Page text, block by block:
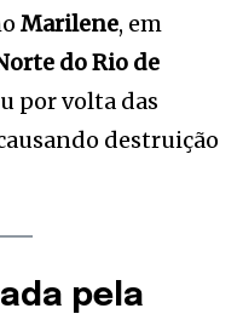
Marilene, em
do Rio de
por volta das
destruição
pela